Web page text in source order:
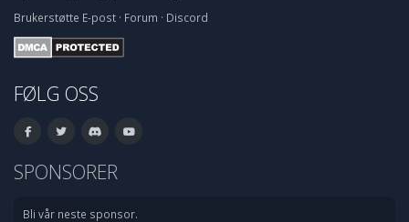
Brukerstøtte E-post · Forum · Discord
FØLG OSS
SPONSORER
Bli vår neste sponsor.